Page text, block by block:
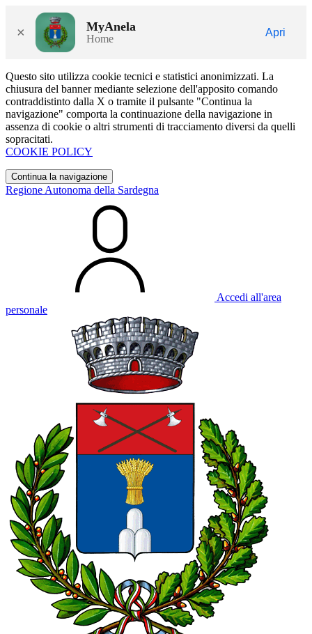
× MyAnela
Home
Apri
Questo sito utilizza cookie tecnici e statistici anonimizzati. La
chiusura del banner mediante selezione dell'apposito comando
contraddistinto dalla X o tramite il pulsante "Continua la
navigazione" comporta la continuazione della navigazione in
assenza di cookie o altri strumenti di tracciamento diversi da quelli
sopracitati.
COOKIE POLICY
Continua la navigazione
Regione Autonoma della Sardegna
Accedi all'area
personale